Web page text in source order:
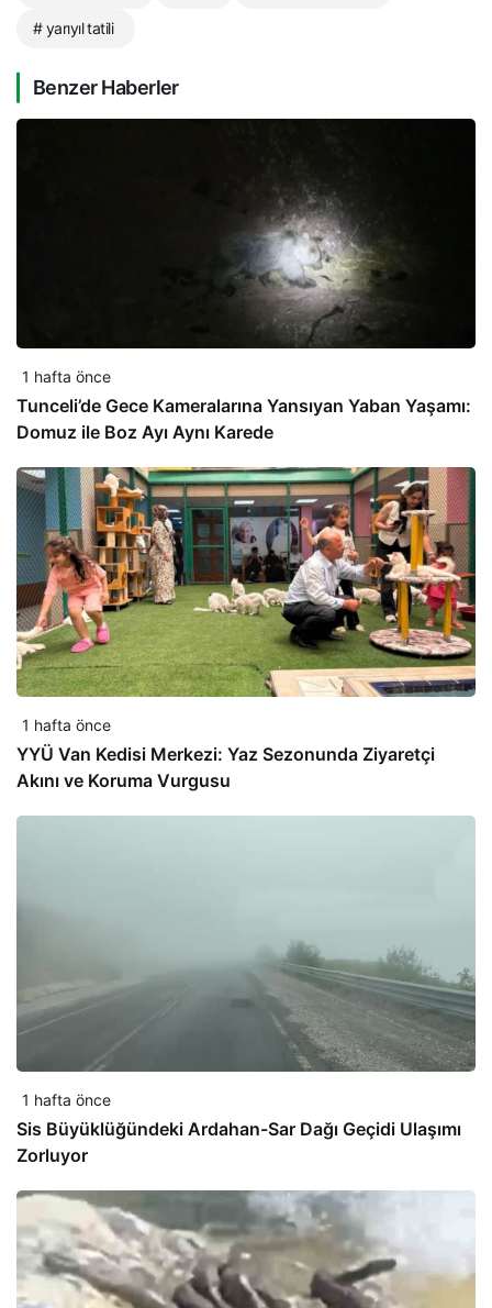
# yarıyıl tatili
Benzer Haberler
1 hafta önce
Tunceli’de Gece Kameralarına Yansıyan Yaban Yaşamı:
Domuz ile Boz Ayı Aynı Karede
1 hafta önce
YYÜ Van Kedisi Merkezi: Yaz Sezonunda Ziyaretçi
Akını ve Koruma Vurgusu
1 hafta önce
Sis Büyüklüğündeki Ardahan-Sar Dağı Geçidi Ulaşımı
Zorluyor